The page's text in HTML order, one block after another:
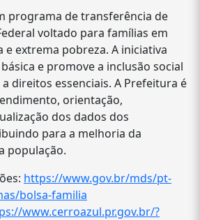
programa de transferência de
voltado para famílias em
e extrema pobreza. A iniciativa
e promove a inclusão social
direitos essenciais. A Prefeitura é
orientação,
dos dados dos
para a melhoria da
população.
https://www.gov.br/mds/pt-
bolsa-familia
www.cerroazul.pr.gov.br/?